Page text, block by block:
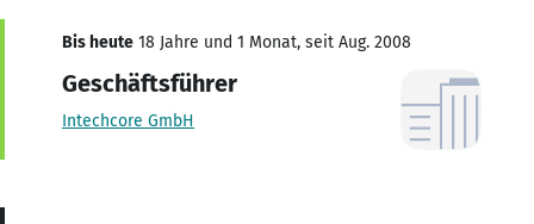
Bis heute 18 Jahre und 1 Monat, seit Aug. 2008
Geschäftsführer
Intechcore GmbH